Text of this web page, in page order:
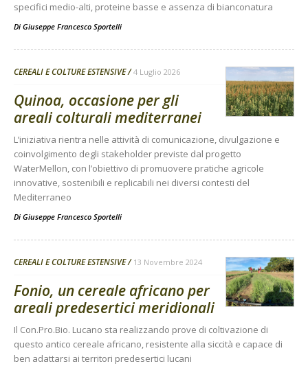
specifici medio-alti, proteine basse e assenza di bianconatura
Di Giuseppe Francesco Sportelli
CEREALI E COLTURE ESTENSIVE 4 Luglio 2026
Quinoa, occasione per gli
areali colturali mediterranei
L’iniziativa rientra nelle attività di comunicazione, divulgazione e
coinvolgimento degli stakeholder previste dal progetto
WaterMellon, con l’obiettivo di promuovere pratiche agricole
innovative, sostenibili e replicabili nei diversi contesti del
Mediterraneo
Di Giuseppe Francesco Sportelli
CEREALI E COLTURE ESTENSIVE 13 Novembre 2024
Fonio, un cereale africano per
areali predesertici meridionali
Il Con.Pro.Bio. Lucano sta realizzando prove di coltivazione di
questo antico cereale africano, resistente alla siccità e capace di
ben adattarsi ai territori predesertici lucani